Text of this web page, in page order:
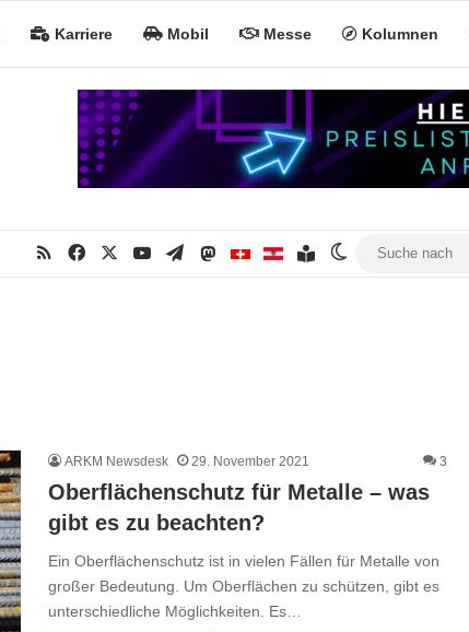
Karriere Mobil Messe Kolumnen
RSS Facebook YouTubeTelegramMastodonMiNa CHMiNa ATInhaltsverzeichnis
Skin umschalten
ARKM Newsdesk 29. November 2021 3
Oberflächenschutz für Metalle – was
gibt es zu beachten?
Ein Oberflächenschutz ist in vielen Fällen für Metalle von
großer Bedeutung. Um Oberflächen zu schützen, gibt es
unterschiedliche Möglichkeiten. Es…